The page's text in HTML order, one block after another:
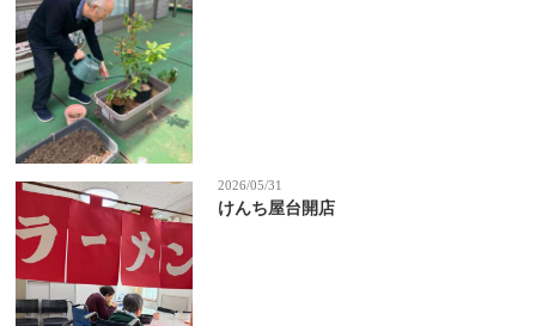
2026/05/31
けんち屋台開店